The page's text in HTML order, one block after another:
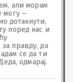
али морам
могу –
дотакнути,
правду, да
се да ти
одмарај.